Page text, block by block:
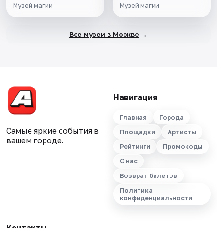
Музей магии Музей магии
Все музеи в Москве →
Самые яркие события в
вашем городе.
Навигация
Главная
Города
Площадки
Артисты
Рейтинги
Промокоды
О нас
Возврат билетов
Политика
конфиденциальности